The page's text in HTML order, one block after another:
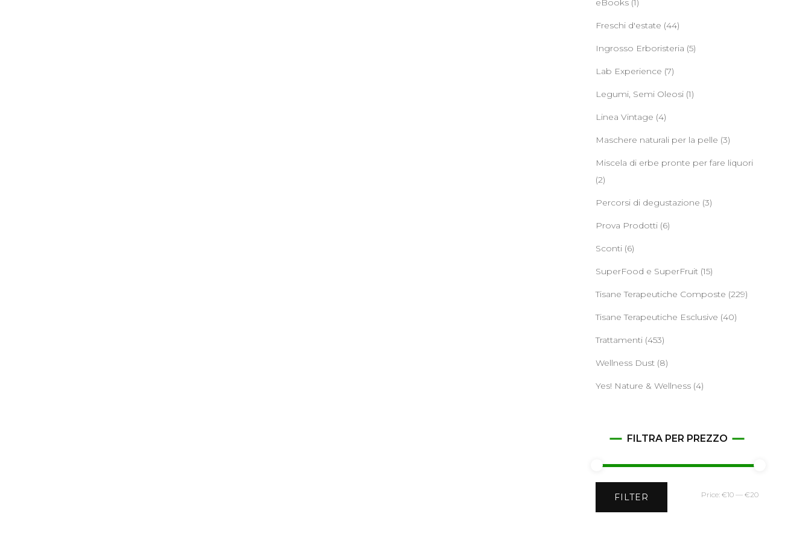
eBooks (1)
Freschi d'estate (44)
Ingrosso Erboristeria (5)
Lab Experience (7)
Legumi, Semi Oleosi (1)
Linea Vintage (4)
Maschere naturali per la pelle (3)
Miscela di erbe pronte per fare liquori
(2)
Percorsi di degustazione (3)
Prova Prodotti (6)
Sconti (6)
SuperFood e SuperFruit (15)
Tisane Terapeutiche Composte (229)
Tisane Terapeutiche Esclusive (40)
Trattamenti (453)
Wellness Dust (8)
Yes! Nature & Wellness (4)
FILTRA PER PREZZO
Min
Max
FILTER Price: €10 — €20